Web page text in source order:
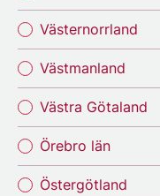
Västernorrland
Västmanland
Västra Götaland
Örebro län
Östergötland